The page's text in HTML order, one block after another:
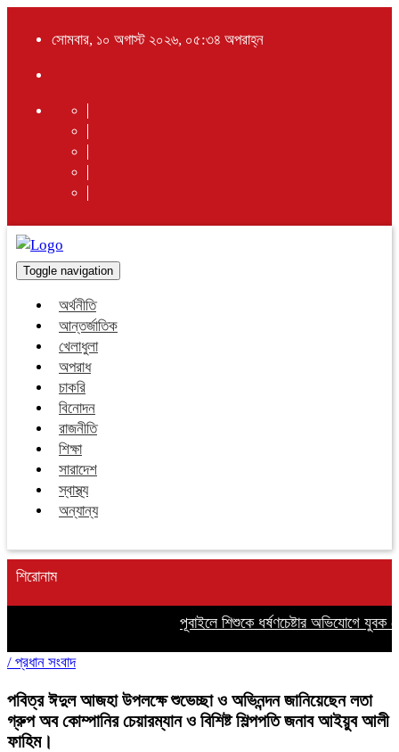
সোমবার, ১০ অগাস্ট ২০২৬, ০৫:৩৪ অপরাহ্ন
Toggle navigation
অর্থনীতি
আন্তর্জাতিক
খেলাধুলা
অপরাধ
চাকরি
বিনোদন
রাজনীতি
শিক্ষা
সারাদেশ
স্বাস্থ্য
অন্যান্য
শিরোনাম
পূবাইলে শিশুকে ধর্ষণচেষ্টার অভিযোগে যুবক
/ প্রধান সংবাদ
পবিত্র ঈদুল আজহা উপলক্ষে শুভেচ্ছা ও অভিনন্দন জানিয়েছেন লতা
গ্রুপ অব কোম্পানির চেয়ারম্যান ও বিশিষ্ট শিল্পপতি জনাব আইয়ুব আলী
ফাহিম।